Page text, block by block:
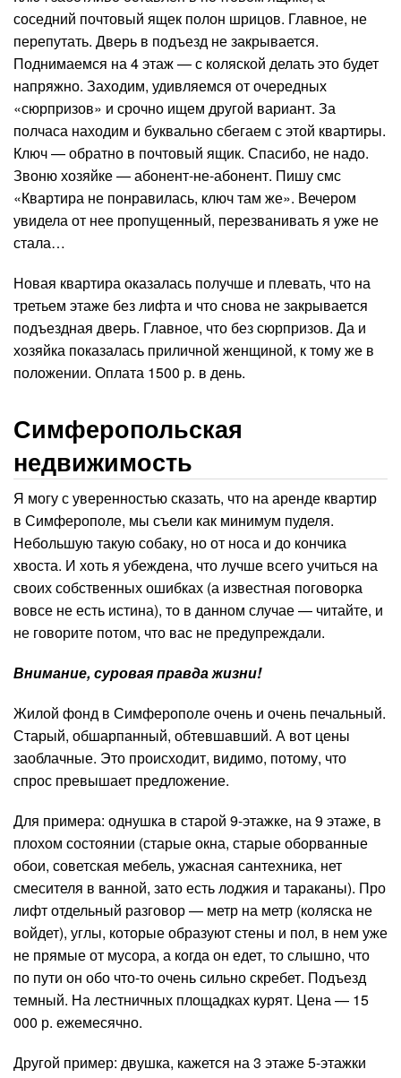
соседний почтовый ящек полон шрицов. Главное, не
перепутать. Дверь в подъезд не закрывается.
Поднимаемся на 4 этаж — с коляской делать это будет
напряжно. Заходим, удивляемся от очередных
«сюрпризов» и срочно ищем другой вариант. За
полчаса находим и буквально сбегаем с этой квартиры.
Ключ — обратно в почтовый ящик. Спасибо, не надо.
Звоню хозяйке — абонент-не-абонент. Пишу смс
«Квартира не понравилась, ключ там же». Вечером
увидела от нее пропущенный, перезванивать я уже не
стала…
Новая квартира оказалась получше и плевать, что на
третьем этаже без лифта и что снова не закрывается
подъездная дверь. Главное, что без сюрпризов. Да и
хозяйка показалась приличной женщиной, к тому же в
положении. Оплата 1500 р. в день.
Симферопольская
недвижимость
Я могу с уверенностью сказать, что на аренде квартир
в Симферополе, мы съели как минимум пуделя.
Небольшую такую собаку, но от носа и до кончика
хвоста. И хоть я убеждена, что лучше всего учиться на
своих собственных ошибках (а известная поговорка
вовсе не есть истина), то в данном случае — читайте, и
не говорите потом, что вас не предупреждали.
Внимание, суровая правда жизни!
Жилой фонд в Симферополе очень и очень печальный.
Старый, обшарпанный, обтевшавший. А вот цены
заоблачные. Это происходит, видимо, потому, что
спрос превышает предложение.
Для примера: однушка в старой 9-этажке, на 9 этаже, в
плохом состоянии (старые окна, старые оборванные
обои, советская мебель, ужасная сантехника, нет
смесителя в ванной, зато есть лоджия и тараканы). Про
лифт отдельный разговор — метр на метр (коляска не
войдет), углы, которые образуют стены и пол, в нем уже
не прямые от мусора, а когда он едет, то слышно, что
по пути он обо что-то очень сильно скребет. Подъезд
темный. На лестничных площадках курят. Цена — 15
000 р. ежемесячно.
Другой пример: двушка, кажется на 3 этаже 5-этажки